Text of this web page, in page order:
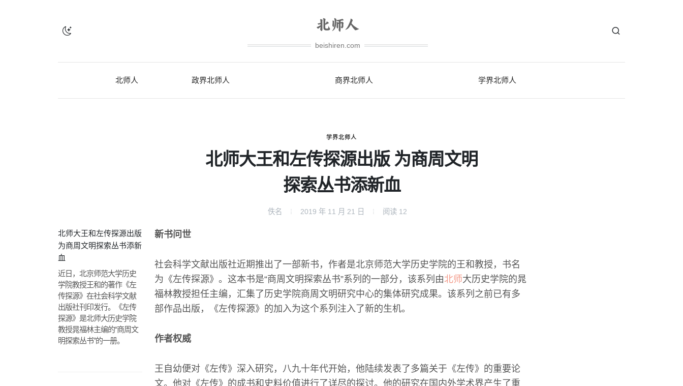
beishiren.com
北师人 政界北师人 商界北师人 学界北师人
学界北师人
北师大王和左传探源出版 为商周文明
探索丛书添新血
佚名 2019 年 11 月 21 日 阅读 12
北师大王和左传探源出版
为商周文明探索丛书添新
血
近日，北京师范大学历史
学院教授王和的著作《左
传探源》在社会科学文献
出版社刊印发行。《左传
探源》是北师大历史学院
教授晁福林主编的“商周文
明探索丛书”的一册。
新书问世
社会科学文献出版社近期推出了一部新书，作者是北京师范大学历史学院的王和教授，书名
为《左传探源》。这本书是“商周文明探索丛书”系列的一部分，该系列由北师大历史学院的晁
福林教授担任主编，汇集了历史学院商周文明研究中心的集体研究成果。该系列之前已有多
部作品出版，《左传探源》的加入为这个系列注入了新的生机。
作者权威
王自幼便对《左传》深入研究，八九十年代开始，他陆续发表了多篇关于《左传》的重要论
文。他对《左传》的成书和史料价值进行了详尽的探讨。他的研究在国内外学术界产生了重